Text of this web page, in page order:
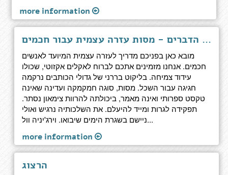
more information
אומנות ראיית הדברים - מסות עזרה עצמית עבור חכמים
מובא כאן בפניכם מדריך לעזרה עצמית המיועד לאנשים
חכמים. אנחנו מזמינים אתכם לברוח לאקלים אקזוטי, שכולו
עידוד צמיחה. בליקוט בררני של גדולי הכותבים נרקמה
חגיגה עבור השכל. מסות, סוגה חמקמקה ועדינה שאינה
טקסט ספרותי ואינה מאמר, ביכולתה להרוות צימאון נסתר.
תפקידה לגרות ומייד להיעלם. את השלכותיה נרגיש ואולי
ניישם בשגרת הימים שיבואו. וירג'יניה וול...
more information
הרצוג